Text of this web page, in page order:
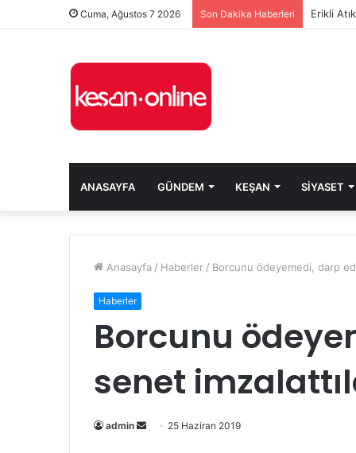
Cuma, Ağustos 7 2026 Son Dakika Haberleri Erikli
ANASAYFA GÜNDEM KEŞAN SIYASET
Anasayfa / Haberler / Borcunu ödeyemedi, darp
Haberler
Borcunu
senet
admin
Bir
25 Haziran 2019